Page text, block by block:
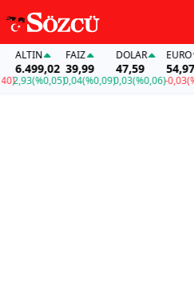
(%0,05)
FAİZ
39,99
0,04(%0,09)
DOLAR
47,59
0,03(%0,06)
EURO
54,97
-0,03(%-